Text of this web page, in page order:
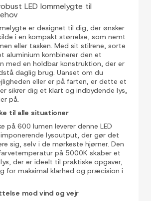
LED lommelygte til
er designet til dig, der ønsker
i en kompakt størrelse, som nemt
eller tasken. Med sit stilrene, sorte
aluminium kombinerer den et
med en holdbar konstruktion, der er
daglig brug. Uanset om du
eller er på farten, er dette et
sikrer dig et klart og indbydende lys,
på.
til alle situationer
på 600 lumen leverer denne LED
lysoutput, der gør det
sig, selv i de mørkeste hjørner. Den
på 5000K skaber et
der er ideelt til praktiske opgaver,
for maksimal klarhed og præcision i
mod vind og vejr